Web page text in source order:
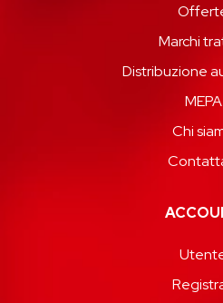
Marchi
Distribuzione
MEPA
Chi